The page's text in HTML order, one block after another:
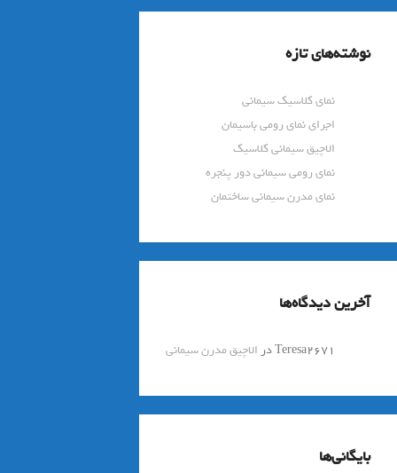
نوشته‌های تازه
نمای کلاسیک سیمانی
اجرای نمای رومی باسیمان
الاچیق سیمانی کلاسیک
نمای رومی سیمانی دور پنجره
نمای مدرن سیمانی ساختمان
آخرین دیدگاه‌ها
Teresa2671در الاچیق مدرن سیمانی
بایگانی‌ها